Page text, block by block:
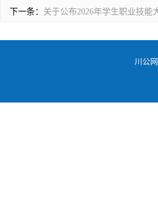
下一条： 关于公布2026年学生职业技能
川公